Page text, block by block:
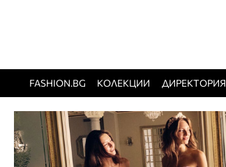
FASHION.BG КОЛЕКЦИИ ДИРЕКТОРИЯ